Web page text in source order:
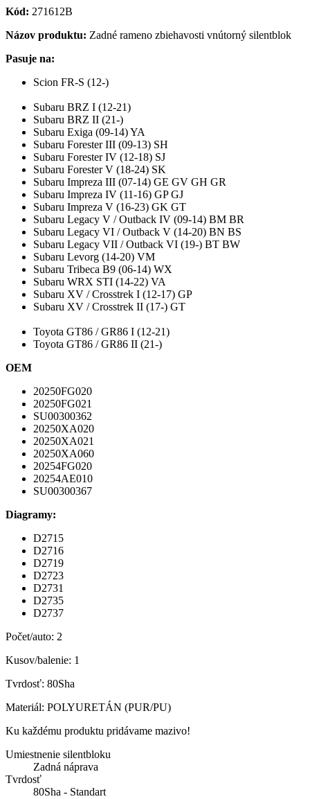
Kód: 271612B
Názov produktu: Zadné rameno zbiehavosti vnútorný silentblok
Pasuje na:
Scion FR-S (12-)
Subaru BRZ I (12-21)
Subaru BRZ II (21-)
Subaru Exiga (09-14) YA
Subaru Forester III (09-13) SH
Subaru Forester IV (12-18) SJ
Subaru Forester V (18-24) SK
Subaru Impreza III (07-14) GE GV GH GR
Subaru Impreza IV (11-16) GP GJ
Subaru Impreza V (16-23) GK GT
Subaru Legacy V / Outback IV (09-14) BM BR
Subaru Legacy VI / Outback V (14-20) BN BS
Subaru Legacy VII / Outback VI (19-) BT BW
Subaru Levorg (14-20) VM
Subaru Tribeca B9 (06-14) WX
Subaru WRX STI (14-22) VA
Subaru XV / Crosstrek I (12-17) GP
Subaru XV / Crosstrek II (17-) GT
Toyota GT86 / GR86 I (12-21)
Toyota GT86 / GR86 II (21-)
OEM
20250FG020
20250FG021
SU00300362
20250XA020
20250XA021
20250XA060
20254FG020
20254AE010
SU00300367
Diagramy:
D2715
D2716
D2719
D2723
D2731
D2735
D2737
Počet/auto: 2
Kusov/balenie: 1
Tvrdosť: 80Sha
Materiál: POLYURETÁN (PUR/PU)
Ku každému produktu pridávame mazivo!
Umiestnenie silentbloku
Zadná náprava
Tvrdosť
80Sha - Standart